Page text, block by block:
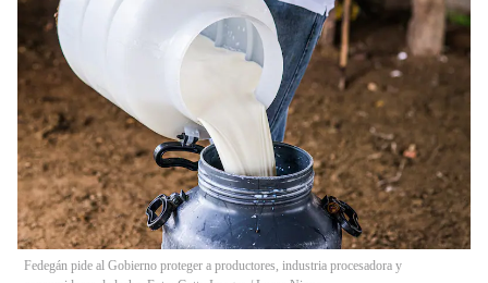
Fedegán pide al Gobierno proteger a productores, industria procesadora y